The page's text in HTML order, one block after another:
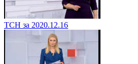
ТСН за 2020.12.16